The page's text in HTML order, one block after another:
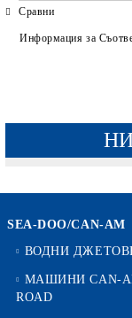
Сравни
Информация за
SEA-DOO/CAN-AM
ВОДНИ
МАШИНИ CAN-
ROAD